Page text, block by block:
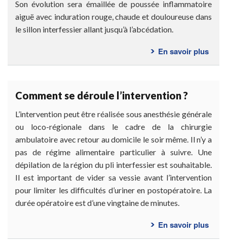
?
Son évolution sera émaillée de poussée inflammatoire
aiguë avec induration rouge, chaude et douloureuse dans
le sillon interfessier allant jusqu’à l’abcédation.
En savoir plussur
faire
?
Comment se déroule l’intervention ?
L’intervention peut être réalisée sous anesthésie générale
ou loco-régionale dans le cadre de la chirurgie
ambulatoire avec retour au domicile le soir même. Il n’y a
pas de régime alimentaire particulier à suivre. Une
dépilation de la région du pli interfessier est souhaitable.
Il est important de vider sa vessie avant l’intervention
pour limiter les difficultés d’uriner en postopératoire. La
durée opératoire est d’une vingtaine de minutes.
En savoir plussur